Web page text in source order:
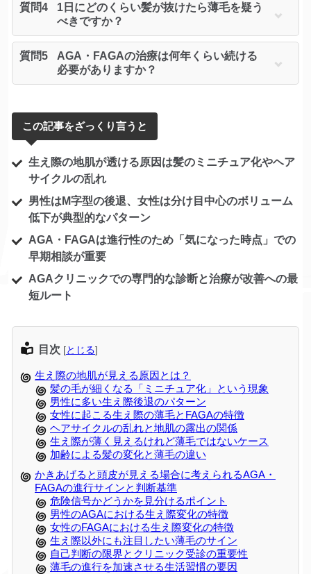
質問4
1日にどのくらい髪が抜けたら薄毛を疑う
べきですか？
質問5
AGA・FAGAの治療は何年くらい続ける
必要がありますか？
この記事をざっくり言うと
生え際の地肌が透ける原因は髪のミニチュア化やヘア
サイクルの乱れ
男性はM字型の後退、女性は分け目中心のボリューム
低下が典型的なパターン
AGA・FAGAは進行性のため「気になった時点」での
早期相談が重要
AGAクリニックでの専門的な診断と治療が改善への最
短ルート
目次 [とじる]
生え際の地肌が見える原因とは？
髪の毛が細くなる「ミニチュア化」という現象
男性に多い生え際後退のパターン
女性に起こる生え際の薄毛とFAGAの特徴
ヘアサイクルの乱れと地肌の露出の関係
生え際が薄く見えるけれど薄毛ではないケース
加齢による髪の変化と薄毛の違い
かきあげると頭皮が見える場合に考えられるAGA・
FAGAの進行サインと判断基準
危険信号かどうかを見分けるポイント
男性のAGAにおける生え際変化の特徴
女性のFAGAにおける生え際変化の特徴
生え際以外にも注目したい薄毛のサイン
自己判断の限界とクリニック受診の重要性
薄毛の進行を加速させる生活習慣の要因